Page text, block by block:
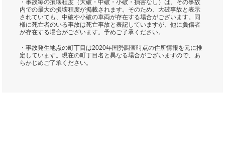
・事故毎の損壊程度（大破・中破・小破・損害なし）は、その事故
内での最大の損壊程度が掲載されます。そのため、大破事故と表示
されていても、中破や小破の車両が存在する場合がございます。同
様に死亡者のいる事故は死亡事故と表記していますが、他に負傷者
が存在する場合がございます。予めご了承ください。
・事故発生地点の町丁目は2020年国勢調査時点の住所情報を元に推
定しています。現在の町丁目名と異なる場合がございますので、あ
らかじめご了承ください。